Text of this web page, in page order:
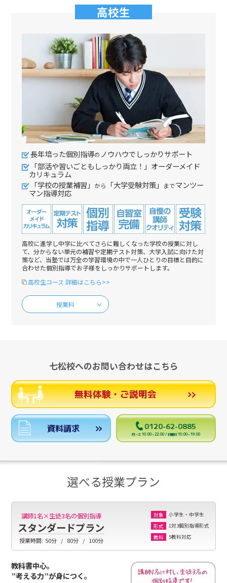
高校生
長年培った個別指導の ノウハウでしっかりサポート
「部活や習いごともしっかり両立！」オーダーメイド
カリキュラム
「学校の授業補習」
から 「大学受験対策」 までマンツー
マン指導対応
高校に進学し中学に比べてさらに難しくなった学校の授業に対し
て、分からない単元の補習や定期テスト対策、大学入試に向けた対
策など、当塾では万全の学習環境の中で一人ひとりの目標と目的に
合わせた個別指導でお子様をしっかりサポートします。
高校生コース 詳細はこちら>>
授業料
七松校へのお問い合わせはこちら
無料体験・ご説明会
資料請求 0120-62-0885
月～土 10:00～22:00 / 日曜日 10:00～19:00
選べる授業プラン
講師1名×生徒3名の個別指導
スタンダードプラン
授業時間: 50分 80分 100分
対象
小学生・中学生
形式
1対3個別指導形式
教科
5教科対応
教科書中心。
”考える力”が身につく。